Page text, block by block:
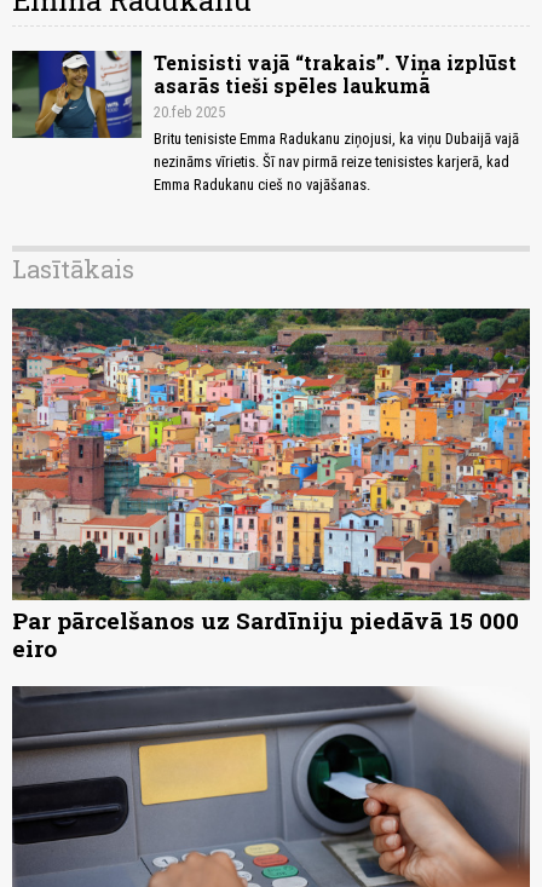
Tenisisti vajā “trakais”. Viņa izplūst
asarās tieši spēles laukumā
20.feb 2025
Britu tenisiste Emma Radukanu ziņojusi, ka viņu Dubaijā vajā
nezināms vīrietis. Šī nav pirmā reize tenisistes karjerā, kad
Emma Radukanu cieš no vajāšanas.
Lasītākais
Par pārcelšanos uz Sardīniju piedāvā 15 000
eiro